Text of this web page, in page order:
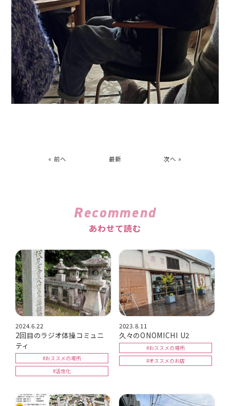
« 前へ 最新 次へ »
Recommend
あわせて読む
2024.6.22
2回目のラジオ体操コミュニ
ティ
#おススメの場所
#活性化
2023.8.11
久々のONOMICHI U2
#おススメの場所
#オススメのお店